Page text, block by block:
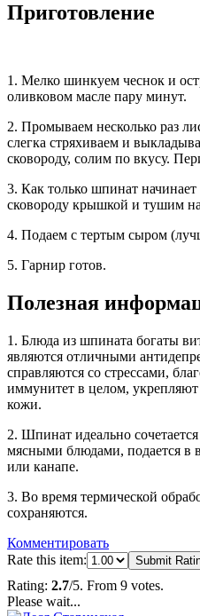
Приготовление
1. Мелко шинкуем чеснок и
оливковом масле пару минут.
2. Промываем несколько раз
слегка стряхиваем и
сковороду, солим по вкусу.
3. Как только шпинат
сковороду крышкой и тушим
4. Подаем с тертым сыром
5. Гарнир готов.
Полезная
1. Блюда из шпината богаты
являются отличными
справляются со стрессами,
иммунитет в целом,
кожи.
2. Шпинат идеально
мясными блюдами, подается в
или канапе.
3. Во время термической
сохраняются.
Комментировать
Rate this item:
Submit
Rating: 2.7/5. From 9 votes.
Please wait...